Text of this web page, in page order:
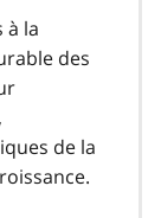
à la
des
de la